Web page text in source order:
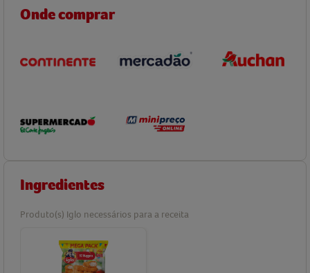
Onde comprar
Ingredientes
Produto(s) Iglo necessários para a receita